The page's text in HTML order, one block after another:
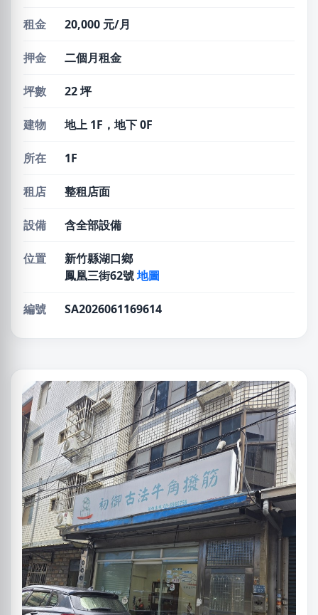
租金 20,000 元/月
押金 二個月租金
坪數 22 坪
建物 地上 1F，地下 0F
所在 1F
租店 整租店面
設備 含全部設備
位置
新竹縣湖口鄉
鳳凰三街62號地圖
編號 SA2026061169614